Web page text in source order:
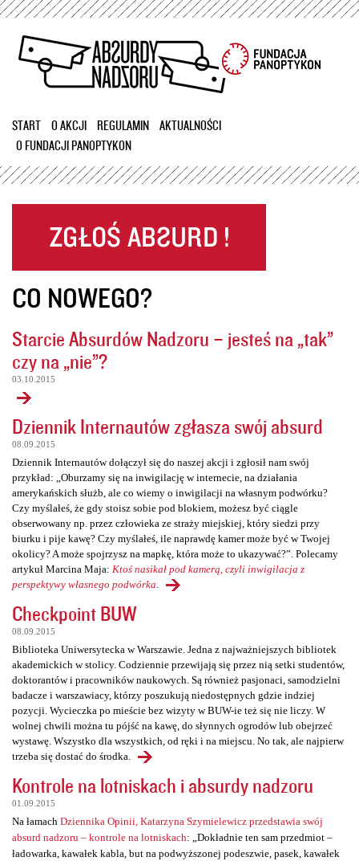
Przejdź
treści
START O AKCJI REGULAMIN
AKTUALNOŚCI
O FUNDACJI PANOPTYKON
CO NOWEGO?
Starcie Absurdów Nadzoru – jesteś na „tak”
czy na „nie”?
03.10.2015
Dziennik Internautów zgłasza swój absurd
08.09.2015
Dziennik Internautów dołączył się do naszej akcji i zgłosił nam swój
przykład: „Oburzamy się na inwigilację w internecie, na działania
amerykańskich służb, ale co wiemy o inwigilacji na własnym podwórku?
Czy myślałeś, że gdy stoisz sobie pod blokiem, możesz być ciągle
obserwowany np. przez człowieka ze straży miejskiej, który siedzi przy
biurku i pije kawę? Czy myślałeś, ile naprawdę kamer może być w Twojej
okolicy? A może spojrzysz na mapkę, która może to ukazywać?”. Polecamy
artykuł Marcina Maja: Ktoś nasikał pod kamerą, czyli inwigilacja z
perspektywy własnego podwórka
Checkpoint BUW
08.09.2015
Biblioteka Uniwersytecka w Warszawie. Jedna z najważniejszych bibliotek
akademickich w stolicy. Codziennie przewijają się przez nią setki studentów,
doktorantów i pracowników naukowych. Są również pasjonaci, samodzielni
badacze i warszawiacy, którzy poszukują niedostępnych gdzie indziej
pozycji. Wycieczka po mieście bez wizyty w BUW-ie też się nie liczy. W
wolnej chwili można tu pójść na kawę, do słynnych ogrodów lub obejrzeć
wystawę. Wszystko dla wszystkich, od ręki i na miejscu. No tak, ale najpierw
trzeba się dostać do środka.
Kontrole na lotniskach i absurdy nadzoru
01.09.2015
Na łamach Dziennika Opinii, Katarzyna Szymielewicz przedstawia swój
absurd nadzoru – kontrole na lotniskach: „Dokładnie ten sam przedmiot –
ładowarka, kawałek kabla, but na podwyższonej podeszwie, pasek, kawałek